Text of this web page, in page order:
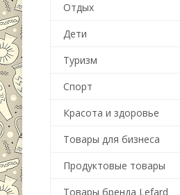
Отдых
Дети
Туризм
Спорт
Красота и здоровье
Товары для бизнеса
Продуктовые товары
Товары бренда Lefard